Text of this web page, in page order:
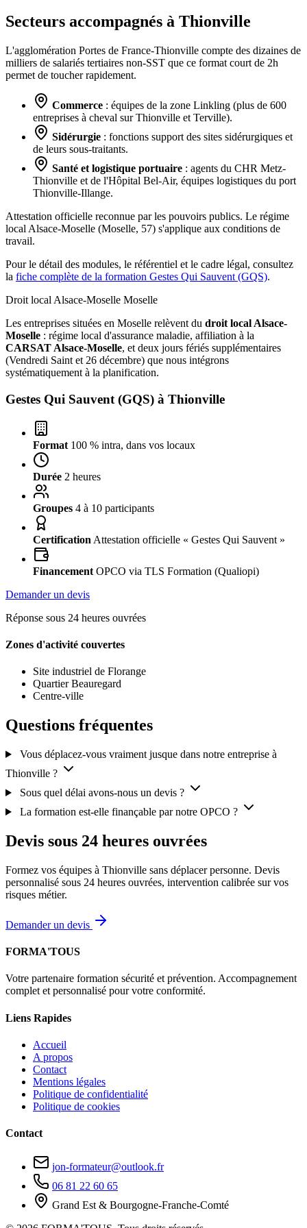
Secteurs accompagnés à Thionville
L'agglomération Portes de France-Thionville compte des dizaines de
milliers de salariés tertiaires non-SST que ce format court de 2h
permet de toucher rapidement.
Commerce : équipes de la zone Linkling (plus de 600
entreprises à cheval sur Thionville et Terville).
Sidérurgie : fonctions support des sites sidérurgiques et
de leurs sous-traitants.
Santé et logistique portuaire : agents du CHR Metz-
Thionville et de l'Hôpital Bel-Air, équipes logistiques du port
Thionville-Illange.
Attestation officielle reconnue par les pouvoirs publics. Le régime
local Alsace-Moselle (Moselle, 57) s'applique aux conditions de
travail.
Pour le détail des modules, le référentiel et le cadre légal, consultez
la fiche complète de la formation Gestes Qui Sauvent (GQS).
Droit local Alsace-Moselle Moselle
Les entreprises situées en Moselle relèvent du droit local Alsace-
Moselle : régime local d'assurance maladie, affiliation à la
CARSAT Alsace-Moselle, et deux jours fériés supplémentaires
(Vendredi Saint et 26 décembre) que nous intégrons
systématiquement à la planification.
Gestes Qui Sauvent (GQS) à Thionville
Format 100 % intra, dans vos locaux
Durée 2 heures
Groupes 4 à 10 participants
Certification Attestation officielle « Gestes Qui Sauvent »
Financement OPCO via TLS Formation (Qualiopi)
Demander un devis
Réponse sous 24 heures ouvrées
Zones d'activité couvertes
Site industriel de Florange
Quartier Beauregard
Centre-ville
Questions fréquentes
Vous déplacez-vous vraiment jusque dans notre entreprise à
Thionville ?
Sous quel délai avons-nous un devis ?
La formation est-elle finançable par notre OPCO ?
Devis sous 24 heures ouvrées
Formez vos équipes à Thionville sans déplacer personne. Devis
personnalisé sous 24 heures ouvrées, intervention calibrée sur vos
risques métier.
Demander un devis
FORMA'TOUS
Votre partenaire formation sécurité et prévention. Accompagnement
complet et personnalisé pour votre conformité.
Liens Rapides
Accueil
A propos
Contact
Mentions légales
Politique de confidentialité
Politique de cookies
Contact
jon-formateur@outlook.fr
06 81 22 60 65
Grand Est & Bourgogne-Franche-Comté